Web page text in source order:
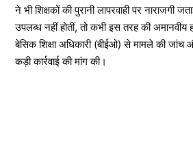
ने भी शिक्षकों की पुरानी लापरवाही पर नाराजगी
उपलब्ध नहीं होतीं, तो कभी इस तरह की अमानवीय
बेसिक शिक्षा अधिकारी (बीईओ) से मामले की जांच
कड़ी कार्रवाई की मांग की।